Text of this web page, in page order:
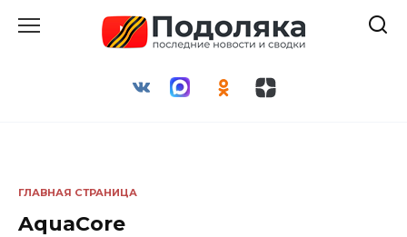
ГЛАВНАЯ СТРАНИЦА
AquaCore